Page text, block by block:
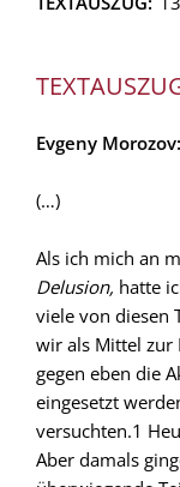
Evgeny Morozov:
(…)
Als ich mich an
Delusion, hatte
viele von diesen
wir als Mittel zur
gegen eben die
eingesetzt
versuchten.1
Aber damals